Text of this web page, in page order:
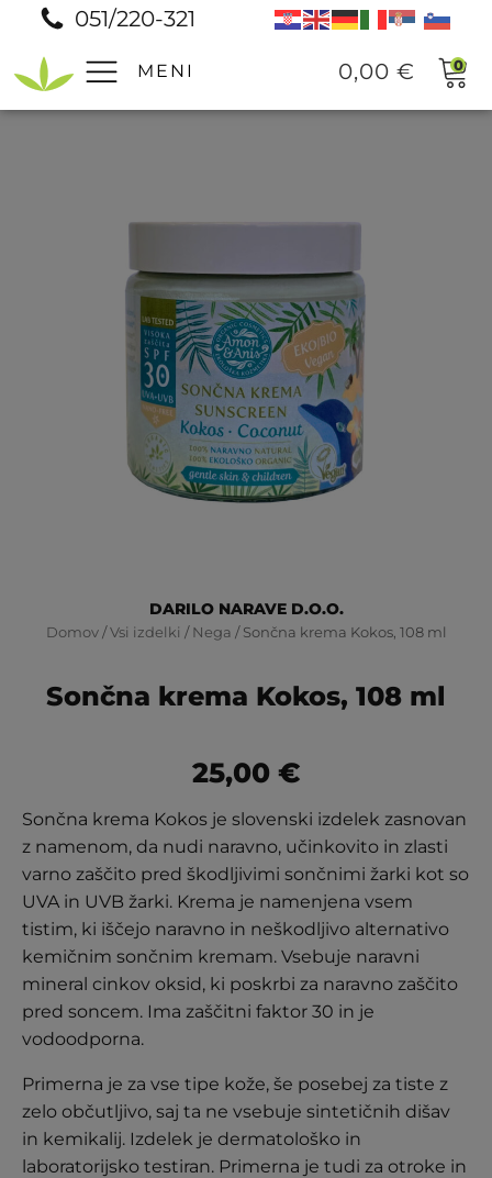
051/220-321
MENI 0,00 € 0
DARILO NARAVE D.O.O.
Domov/Vsi izdelki /Nega / Sončna krema Kokos, 108 ml
Sončna krema Kokos, 108 ml
25,00 €
Sončna krema Kokos je slovenski izdelek zasnovan
z namenom, da nudi naravno, učinkovito in zlasti
varno zaščito pred škodljivimi sončnimi žarki kot so
UVA in UVB žarki. Krema je namenjena vsem
tistim, ki iščejo naravno in neškodljivo alternativo
kemičnim sončnim kremam. Vsebuje naravni
mineral cinkov oksid, ki poskrbi za naravno zaščito
pred soncem. Ima zaščitni faktor 30 in je
vodoodporna.
Primerna je za vse tipe kože, še posebej za tiste z
zelo občutljivo, saj ta ne vsebuje sintetičnih dišav
in kemikalij. Izdelek je dermatološko in
laboratorijsko testiran. Primerna je tudi za otroke in